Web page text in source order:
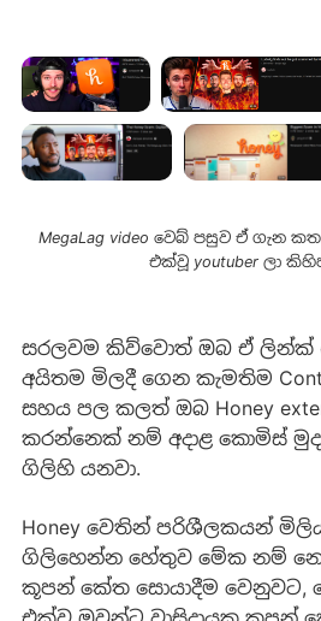
MegaLag video වෙබ් පසුව ඒ ගැන
එක්වූ youtuber ලා
සරලවම කිව්වොත් ඔබ ඒ ලින්ක්
අයිතම මිලදී ගෙන කැමතිම
සහය පල කලත් ඔබ Honey
කරන්නෙක් නම් අදාළ කොමිස්
ගිලිහි යනවා.
Honey වෙතින් පරිශීලකයන්
ගිලිහෙන්න හේතුව මේක නම්
කූපන් කේත සොයාදීම වෙනුවට,